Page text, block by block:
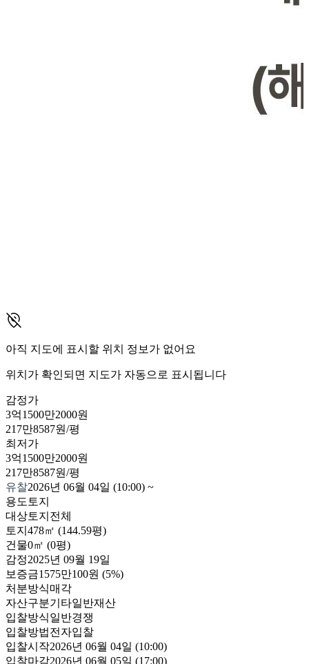
아직 지도에 표시할 위치 정보가 없어요
위치가 확인되면 지도가 자동으로 표시됩니다
감정가
3억1500만2000원
217만8587원/평
최저가
3억1500만2000원
217만8587원/평
유찰2026년 06월 04일 (10:00) ~
용도 토지
대상토지전체
토지 478㎡ (144.59평)
건물0㎡ (0평)
감정2025년 09월 19일
보증금1575만100원 (5%)
처분방식매각
자산구분기타일반재산
입찰방식일반경쟁
입찰방법전자입찰
입찰시작2026년 06월 04일 (10:00)
입찰마감2026년 06월 05일 (17:00)